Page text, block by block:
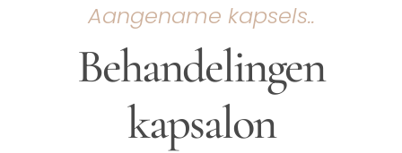
Aangename kapsels..
Behandelingen
kapsalon